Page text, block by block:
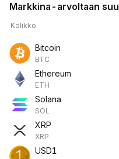
Markkina-arvoltaan
Kolikko
Bitcoin
BTC
Ethereum
ETH
Solana
SOL
XRP
XRP
USD1